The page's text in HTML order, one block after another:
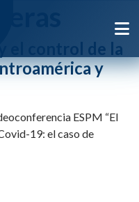
el control de la
y
ESPM “El
19: el caso de